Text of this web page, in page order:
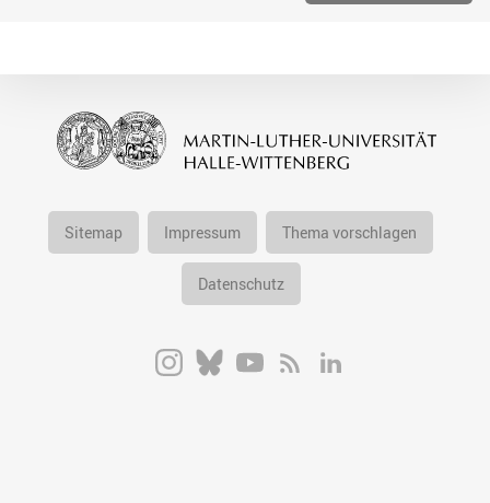
Sitemap Impressum Thema vorschlagen
Datenschutz